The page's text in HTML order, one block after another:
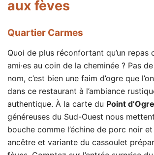
aux fèves
Quartier Carmes
Quoi de plus réconfortant qu’un repas
ami·es au coin de la cheminée ? Pas
nom, c’est bien une faim d’ogre que
dans ce restaurant à l’ambiance
authentique. À la carte du Point d’Ogre
généreuses du Sud-Ouest nous mettent
bouche comme l’échine de porc noir
ancêtre et variante du cassoulet